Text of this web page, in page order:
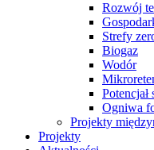
Rozwój
Strefy
Biogaz
Wodór
Potencjał
Ogniwa
Projekty
Projekty